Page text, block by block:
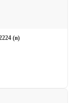
12224 (в)